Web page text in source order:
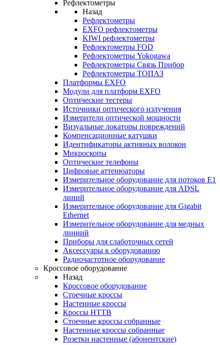
Рефлектометры
Назад
Рефлектометры
EXFO рефлектометры
KIWI рефлектометры
Рефлектометры FOD
Рефлектометры Yokogawa
Рефлектометры Связь Прибор
Рефлектометры ТОПАЗ
Платформы EXFO
Модули для платформ EXFO
Оптические тестеры
Источники оптического излучения
Измерители оптической мощности
Визуальные локаторы повреждений
Компенсационные катушки
Идентификаторы активных волокон
Микроскопы
Оптические телефоны
Цифровые аттенюаторы
Измерительное оборудование для потоков Е1
Измерительное оборудование для ADSL
линий
Измерительное оборудование для Gigabit
Ethernet
Измерительное оборудование для медных
линиий
Приборы для слаботочных сетей
Аксессуары к оборудованию
Радиочастотное оборудование
Кроссовое оборудование
Назад
Кроссовое оборудование
Стоечные кроссы
Настенные кроссы
Кроссы HTTB
Стоечные кроссы собранные
Настенные кроссы собранные
Розетки настенные (абонентские)